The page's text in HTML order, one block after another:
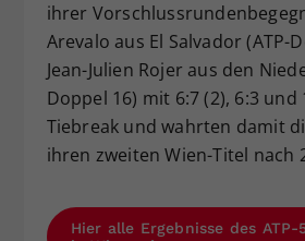
ihrer
Arevalo aus El Salvador (ATP-
Jean-Julien Rojer aus den
Doppel 16) mit 6:7 (2), 6:3 und
Tiebreak und wahrten damit
ihren zweiten Wien-Titel nach
Hier alle Ergebnisse des